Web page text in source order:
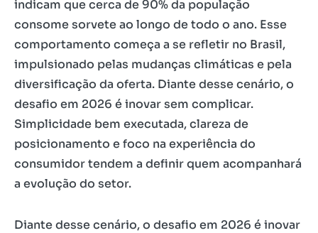
indicam que cerca de 90% da população
consome sorvete ao longo de todo o ano. Esse
comportamento começa a se refletir no Brasil,
impulsionado pelas mudanças climáticas e pela
diversificação da oferta. Diante desse cenário, o
desafio em 2026 é inovar sem complicar.
Simplicidade bem executada, clareza de
posicionamento e foco na experiência do
consumidor tendem a definir quem acompanhará
a evolução do setor.
Diante desse cenário, o desafio em 2026 é inovar